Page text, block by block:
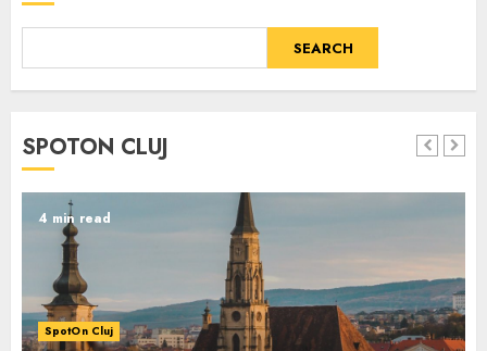
SEARCH
SPOTON CLUJ
4 min read
SpotOn Cluj